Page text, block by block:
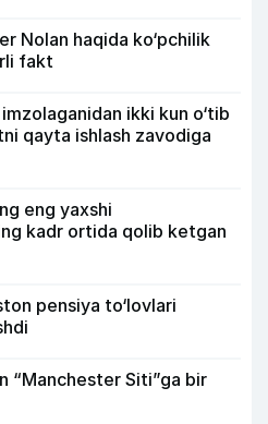
Nolan haqida ko‘pchilik
fakt
ikki kun o‘tib
qayta ishlash zavodiga
eng yaxshi
kadr ortida qolib ketgan
pensiya to‘lovlari
“Manchester Siti”ga bir